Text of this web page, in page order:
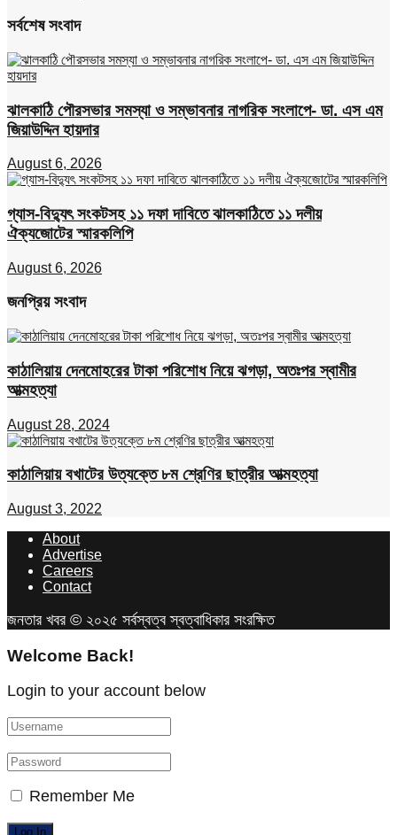
সর্বশেষ সংবাদ
ঝালকাঠি পৌরসভার সমস্যা ও সম্ভাবনার নাগরিক সংলাপে- ডা. এস এম
জিয়াউদ্দিন হায়দার
August 6, 2026
গ্যাস-বিদ্যুৎ সংকটসহ ১১ দফা দাবিতে ঝালকাঠিতে ১১ দলীয়
ঐক্যজোটের স্মারকলিপি
August 6, 2026
জনপ্রিয় সংবাদ
কাঠালিয়ায় দেনমোহরের টাকা পরিশোধ নিয়ে ঝগড়া, অতঃপর স্বামীর
আত্মহত্যা
August 28, 2024
কাঠালিয়ায় বখাটের উত্যক্তে ৮ম শ্রেণির ছাত্রীর আত্মহত্যা
August 3, 2022
About
Advertise
Careers
Contact
জনতার খবর © ২০২৫ সর্বস্বত্ব স্বত্বাধিকার সংরক্ষিত
Welcome Back!
Login to your account below
Remember Me